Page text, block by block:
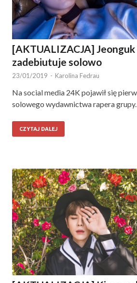
[AKTUALIZACJA] Jeonguk
zadebiutuje solowo
23/01/2019 - Karolina Fedrau
Na social media 24K pojawił się
solowego wydawnictwa rapera grupy.
CZYTAJ DALEJ